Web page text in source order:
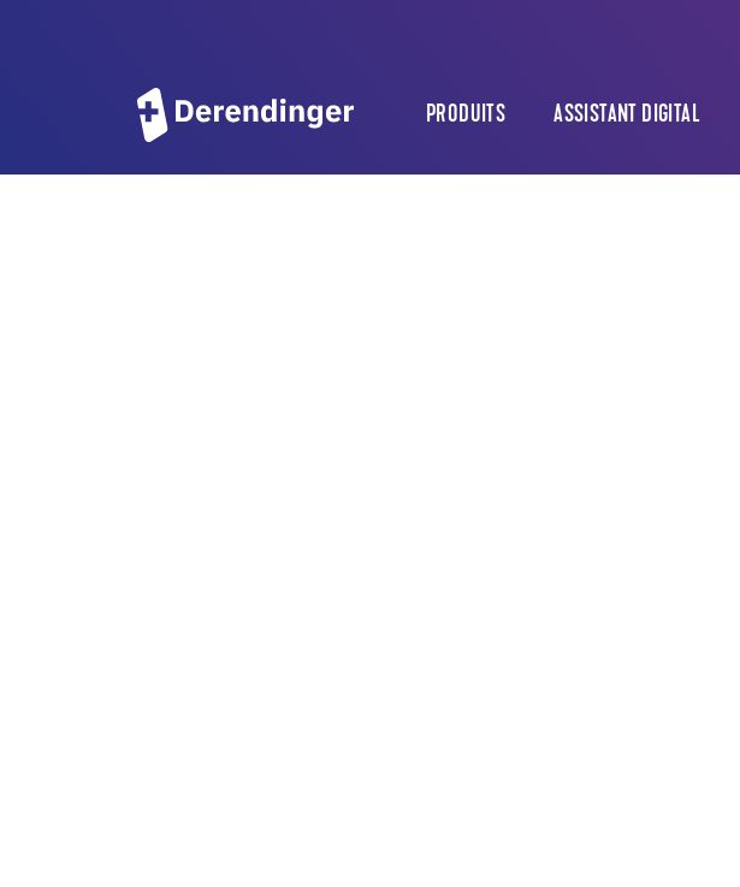
PRODUITS ASSISTANT DIGITAL